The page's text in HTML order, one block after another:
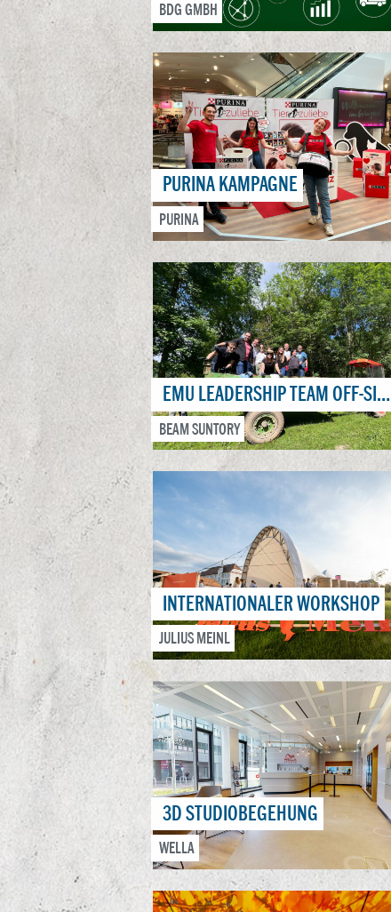
BDG GMBH
PURINA KAMPAGNE
PURINA
EMU LEADERSHIP TEAM OFF-SITE 2023 - FRANKREICH
BEAM SUNTORY
INTERNATIONALER WORKSHOP
JULIUS MEINL
3D STUDIOBEGEHUNG
WELLA